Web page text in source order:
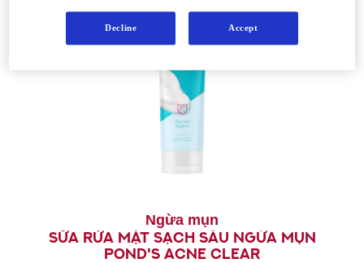
Sữa Rửa Mặt Sạch Sâu Ngừa Mụn
Pond's Acne Clear
Ngừa mụn
Decline Accept